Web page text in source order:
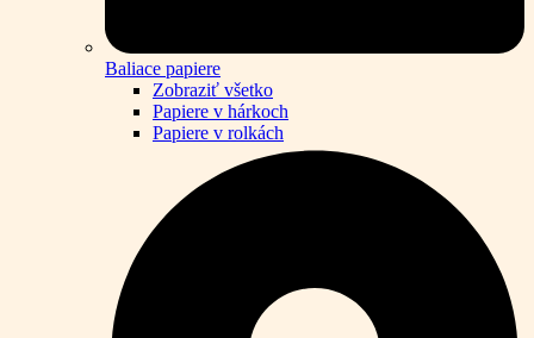
Baliace papiere
Zobraziť všetko
Papiere v hárkoch
Papiere v rolkách